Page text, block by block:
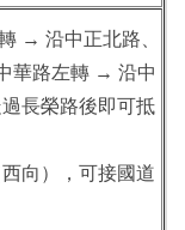
→ 沿中正北路、
華路左轉 → 沿中
長榮路後即可抵
向），可接國道